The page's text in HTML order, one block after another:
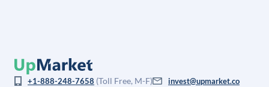
+1-888-248-7658 (Toll Free, M-F) invest@upmarket.co